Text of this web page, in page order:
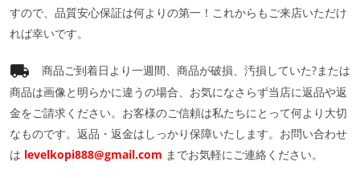
すので、品質安心保証は何よりの第一！これからもご来店いただけ
れば幸いです。
商品ご到着日より一週間、商品が破損、汚損していた?または
商品は画像と明らかに違うの場合、お気になさらず当店に返品や返
金をご請求ください。お客様のご信頼は私たちにとって何より大切
なものです。返品・返金はしっかり保障いたします。お問い合わせ
は levelkopi888@gmail.com までお気軽にご連絡ください。